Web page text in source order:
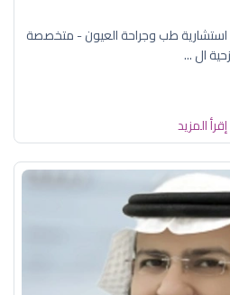
استشارية طب وجراحة العيون - متخصصة
ال ...
إقرأ المزيد